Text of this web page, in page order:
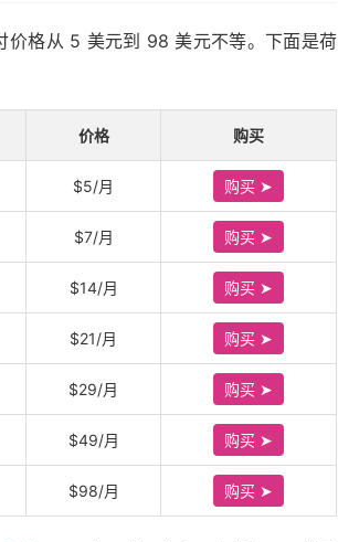
价格从 5 美元到 98 美元不等。下面是荷
价格 购买
$5/月 购买 ➤
$7/月 购买 ➤
$14/月 购买 ➤
$21/月 购买 ➤
$29/月 购买 ➤
$49/月 购买 ➤
$98/月 购买 ➤